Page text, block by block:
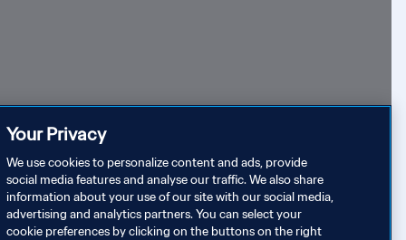
أحدث البطولات والأحداث
Your Privacy
We use cookies to personalize content and ads, provide
social media features and analyse our traffic. We also share
information about your use of our site with our social media,
advertising and analytics partners. You can select your
cookie preferences by clicking on the buttons on the right